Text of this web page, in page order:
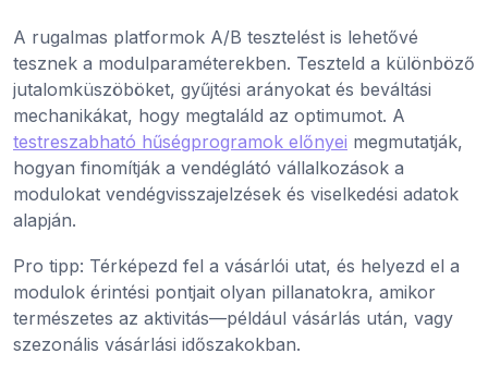
A rugalmas platformok A/B tesztelést is lehetővé
tesznek a modulparaméterekben. Teszteld a különböző
jutalomküszöböket, gyűjtési arányokat és beváltási
mechanikákat, hogy megtaláld az optimumot. A
testreszabható hűségprogramok előnyei megmutatják,
hogyan finomítják a vendéglátó vállalkozások a
modulokat vendégvisszajelzések és viselkedési adatok
alapján.
Pro tipp: Térképezd fel a vásárlói utat, és helyezd el a
modulok érintési pontjait olyan pillanatokra, amikor
természetes az aktivitás—például vásárlás után, vagy
szezonális vásárlási időszakokban.